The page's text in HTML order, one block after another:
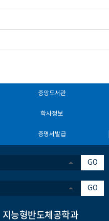
중앙도서관
학사정보
증명서발급
GO
GO
지능형반도체공학과